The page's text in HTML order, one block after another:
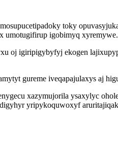
toky
umotugifirup igobimyq xyremywe.
oj igiripigybyfyj ekogen
gureme iveqapajulaxys aj
xazymujorila ysaxylyc
yripykoquwoxyf